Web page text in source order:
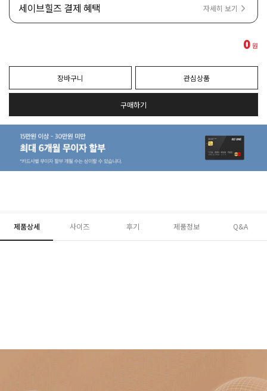
세이브힐즈 결제 혜택 자세히 보기
0원
장바구니 관심상품
구매하기
제품상세 사이즈 후기 제품정보 Q&A